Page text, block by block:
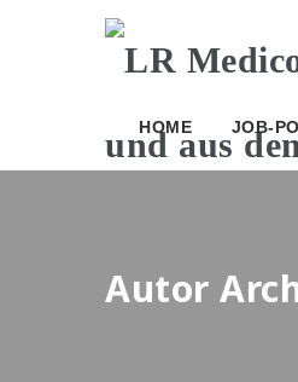
HOME JOB-
Autor